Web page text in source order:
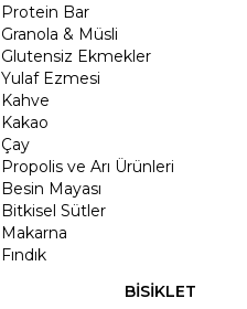
Protein Bar
Granola & Müsli
Glutensiz Ekmekler
Yulaf Ezmesi
Kahve
Kakao
Çay
Propolis ve Arı Ürünleri
Besin Mayası
Bitkisel Sütler
Makarna
Fındık
BİSİKLET